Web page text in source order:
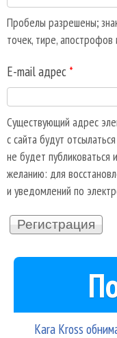
Пробелы разрешены;
точек, тире, апострофов
E-mail адрес *
Существующий адрес
с сайта будут
не будет публиковаться
желанию: для
и уведомлений по
Kara Kross